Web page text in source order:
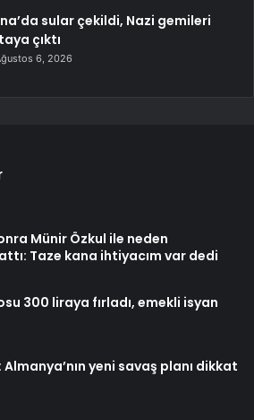
sular çekildi, Nazi gemileri
çıktı
6, 2026
Münir Özkul ile neden
Taze kana ihtiyacım var dedi
300 liraya fırladı, emekli isyan
yeni savaş planı dikkat